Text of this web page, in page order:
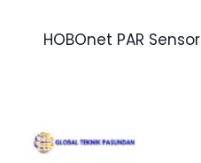
HOBOnet PAR Sensor